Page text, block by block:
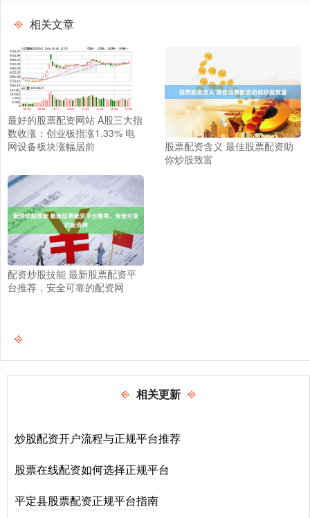
相关文章
最好的股票配资网站 A股三大指
数收涨：创业板指涨1.33% 电
网设备板块涨幅居前
股票配资含义 最佳股票配资助
你炒股致富
配资炒股技能 最新股票配资平
台推荐，安全可靠的配资网
相关更新
炒股配资开户流程与正规平台推荐
股票在线配资如何选择正规平台
平定县股票配资正规平台指南